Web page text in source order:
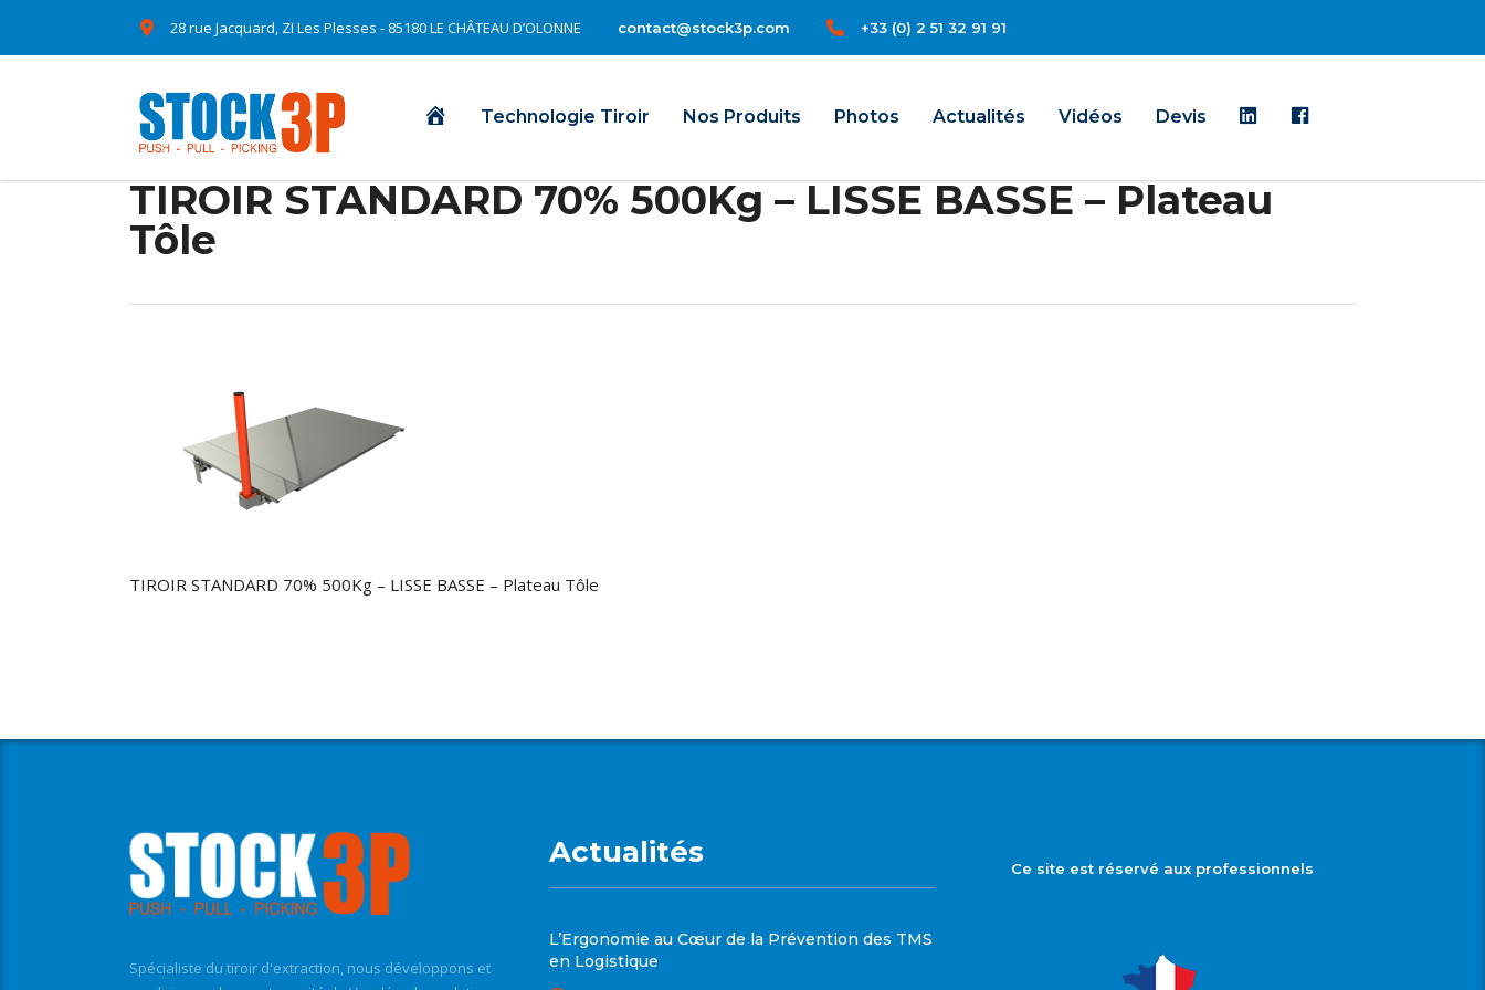
28 rue Jacquard, ZI Les Plesses - 85180 LE CHÂTEAU D’OLONNE contact@stock3p.com +33 (0) 2 51 32 91 91
Accueil
Technologie Tiroir Nos Produits Photos Actualités Vidéos Devis Linkedin
TIROIR STANDARD 70% 500Kg – LISSE BASSE – Plateau
Tôle
TIROIR STANDARD 70% 500Kg – LISSE BASSE – Plateau Tôle
Spécialiste du tiroir d'extraction, nous développons et
Actualités
L’Ergonomie au Cœur de la Prévention des TMS
en Logistique
Ce site est réservé aux professionnels